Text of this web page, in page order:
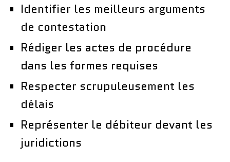
Identifier les meilleurs arguments
de contestation
Rédiger les actes de procédure
dans les formes requises
Respecter scrupuleusement les
délais
Représenter le débiteur devant les
juridictions